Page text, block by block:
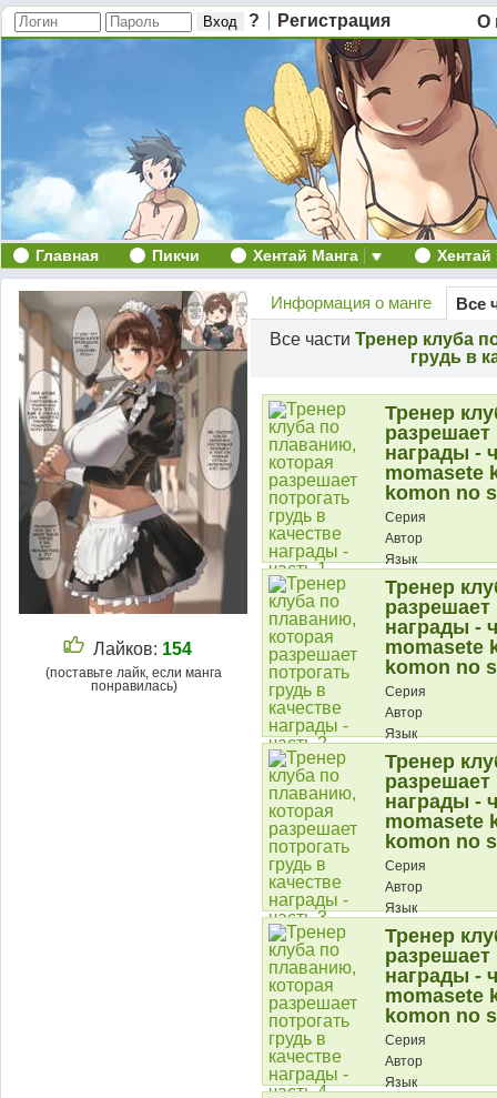
? Регистрация О
Главная Пикчи Хентай Манга
Лайков: 154
(поставьте лайк, если манга
понравилась)
Информация о манге
Все
Все части Тренер клуба
грудь в
Тренер
разрешает
награды -
momasete
komon no
Серия
Автор
Язык
Описание:
Тренер
разрешает
награды -
momasete
komon no
Серия
Автор
Язык
Описание:
Тренер
разрешает
награды -
momasete
komon no
Серия
Автор
Язык
Описание:
Тренер
разрешает
награды -
momasete
komon no
Серия
Автор
Язык